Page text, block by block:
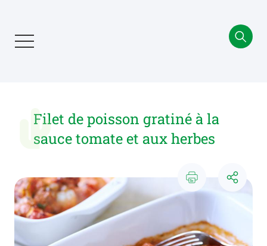
principalFilet de poisson gratiné à la
sauce tomate et aux herbes